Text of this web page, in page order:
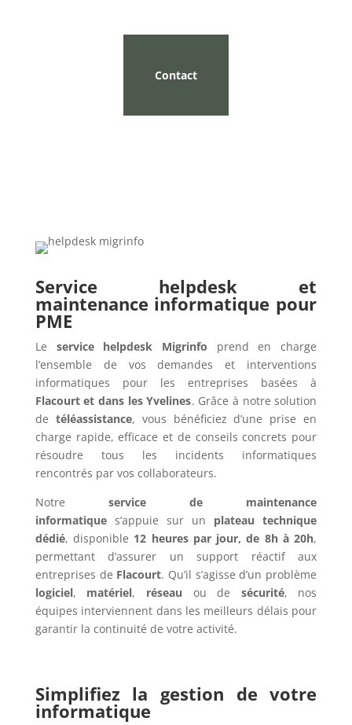
Contact
Service helpdesk et
maintenance informatique pour
PME
Le service helpdesk Migrinfo prend en charge
l’ensemble de vos demandes et interventions
informatiques pour les entreprises basées à
Flacourt et dans les Yvelines. Grâce à notre solution
de téléassistance, vous bénéficiez d’une prise en
charge rapide, efficace et de conseils concrets pour
résoudre tous les incidents informatiques
rencontrés par vos collaborateurs.
Notre service de maintenance
informatiques’appuie sur un plateau technique
dédié, disponible 12 heures par jour, de 8h à 20h,
permettant d’assurer un support réactif aux
entreprises de Flacourt. Qu’il s’agisse d’un problème
logiciel, matériel, réseau ou de sécurité, nos
équipes interviennent dans les meilleurs délais pour
garantir la continuité de votre activité.
Simplifiez la gestion de votre
informatique